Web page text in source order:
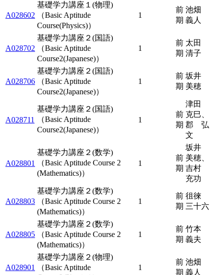
A028602
基礎学力講座１(物理)
（Basic Aptitude
Course(Physics)）
1
前
期
池畑
義人
A028702
基礎学力講座２(国語)
（Basic Aptitude
Course2(Japanese)）
1
前
期
太田
清子
A028706
基礎学力講座２(国語)
（Basic Aptitude
Course2(Japanese)）
1
前
期
坂井
美穂
A028711
基礎学力講座２(国語)
（Basic Aptitude
Course2(Japanese)）
1
前
期
津田
克巳、
郡 弘
文
A028801
基礎学力講座２(数学)
（Basic Aptitude Course 2
(Mathematics)）
1
前
期
坂井
美穂、
吉村
充功
A028803
基礎学力講座２(数学)
（Basic Aptitude Course 2
(Mathematics)）
1
前
期
徂徠
三十六
A028805
基礎学力講座２(数学)
（Basic Aptitude Course 2
(Mathematics)）
1
前
期
竹本
義夫
A028901
基礎学力講座２(物理)
（Basic Aptitude
1
前
期
池畑
義人